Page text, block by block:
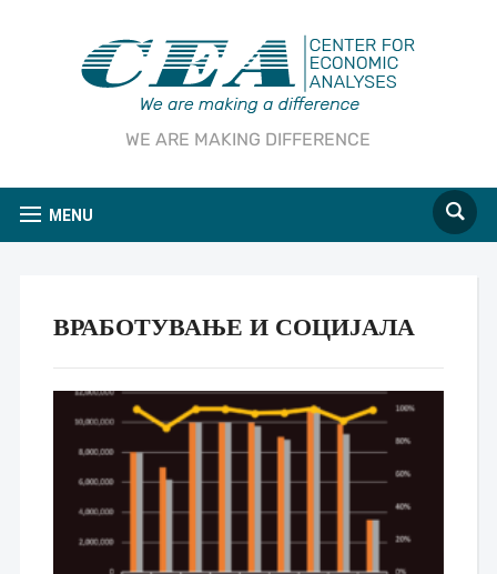
WE ARE MAKING DIFFERENCE
MENU
ВРАБОТУВАЊЕ И СОЦИЈАЛА